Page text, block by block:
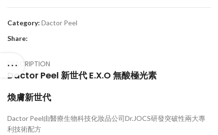
Category: Dactor Peel
Share:
DESCRIPTION
Dactor Peel 新世代 E.X.O 無酸極光素
煥膚新世代
Dactor Peel由醫療生物科技化妝品公司Dr.JOCS研發突破性兩大專
利技術配方